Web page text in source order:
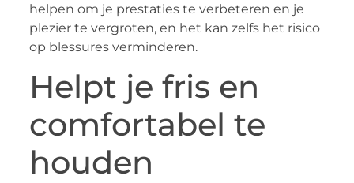
helpen om je prestaties te verbeteren en je
plezier te vergroten, en het kan zelfs het risico
op blessures verminderen.
Helpt je fris en
comfortabel te
houden